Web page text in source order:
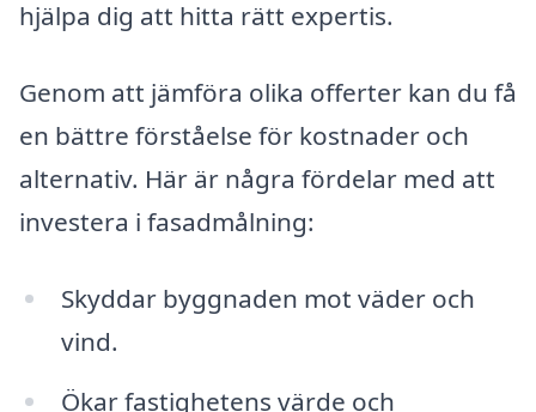
hjälpa dig att hitta rätt expertis.
Genom att jämföra olika offerter kan du få
en bättre förståelse för kostnader och
alternativ. Här är några fördelar med att
investera i fasadmålning:
Skyddar byggnaden mot väder och
vind.
Ökar fastighetens värde och